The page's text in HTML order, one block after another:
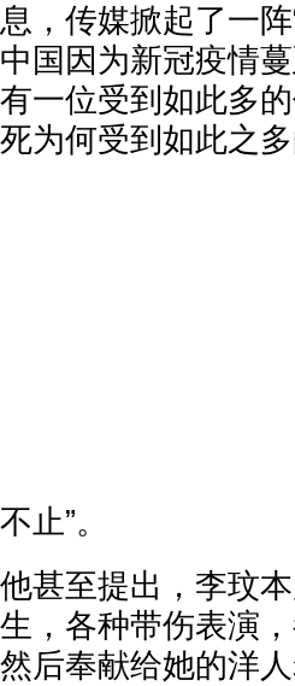
息，传媒掀起了一
中国因为新冠疫情
有一位受到如此多
死为何受到如此之
不止”。
他甚至提出，李玟
生，各种带伤表演
然后奉献给她的洋